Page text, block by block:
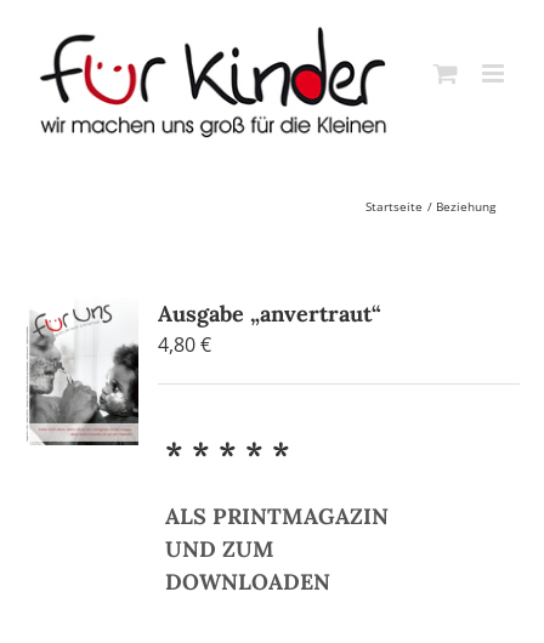
content
Startseite Beziehung
Ausgabe „anvertraut“
4,80€
* * * * *
ALS PRINTMAGAZIN
UND ZUM
DOWNLOADEN